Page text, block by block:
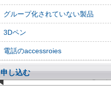
グループ化されていない製品
3Dペン
電話のaccessroies
申し込む